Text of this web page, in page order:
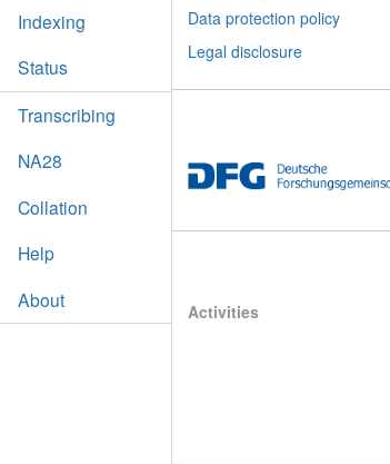
Indexing
Status
Transcribing
NA28
Collation
Help
About
Data protection policy
Legal disclosure
Activities